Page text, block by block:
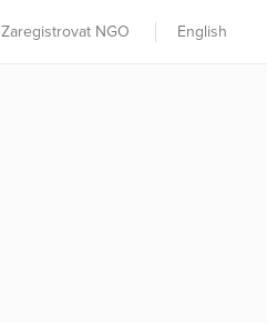
Zaregistrovat NGO English